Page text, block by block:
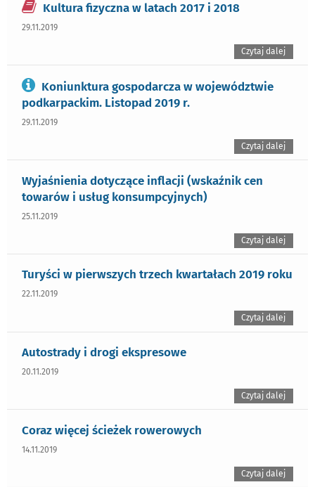
Kultura fizyczna w latach 2017 i 2018
29.11.2019
Czytaj dalej
Koniunktura gospodarcza w województwie
podkarpackim. Listopad 2019 r.
29.11.2019
Czytaj dalej
Wyjaśnienia dotyczące inflacji (wskaźnik cen
towarów i usług konsumpcyjnych)
25.11.2019
Czytaj dalej
Turyści w pierwszych trzech kwartałach 2019 roku
22.11.2019
Czytaj dalej
Autostrady i drogi ekspresowe
20.11.2019
Czytaj dalej
Coraz więcej ścieżek rowerowych
14.11.2019
Czytaj dalej